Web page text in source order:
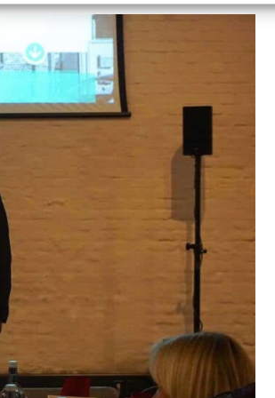
Verhinderung und Aufdeckung
Bereitstellung und Anzeige
Entscheidungen zum
übermitteln.